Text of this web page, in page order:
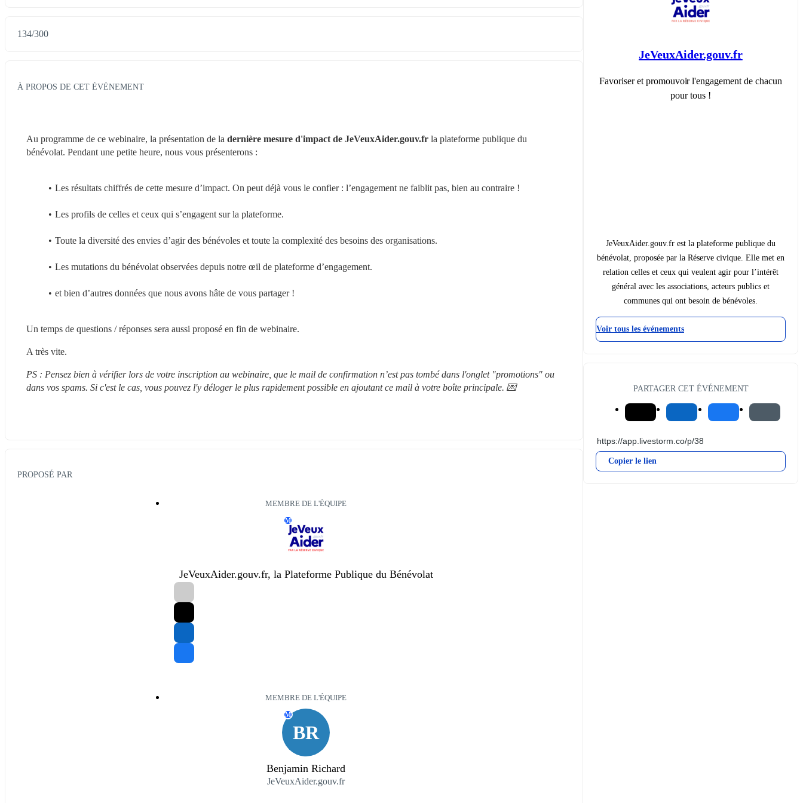
134/300
À PROPOS DE CET ÉVÉNEMENT
Au programme de ce webinaire, la présentation de la dernière mesure d'impact de JeVeuxAider.gouv.fr la plateforme publique du
bénévolat. Pendant une petite heure, nous vous présenterons :
Les résultats chiffrés de cette mesure d’impact. On peut déjà vous le confier : l’engagement ne faiblit pas, bien au contraire !
Les profils de celles et ceux qui s’engagent sur la plateforme.
Toute la diversité des envies d’agir des bénévoles et toute la complexité des besoins des organisations.
Les mutations du bénévolat observées depuis notre œil de plateforme d’engagement.
et bien d’autres données que nous avons hâte de vous partager !
Un temps de questions / réponses sera aussi proposé en fin de webinaire.
A très vite.
PS : Pensez bien à vérifier lors de votre inscription au webinaire, que le mail de confirmation n’est pas tombé dans l'onglet "promotions" ou
dans vos spams. Si c'est le cas, vous pouvez l'y déloger le plus rapidement possible en ajoutant ce mail à votre boîte principale. 💌
PROPOSÉ PAR
MEMBRE DE L'ÉQUIPE
M
JeVeuxAider.gouv.fr, la Plateforme Publique du Bénévolat
MEMBRE DE L'ÉQUIPE
BR
M
Benjamin Richard
JeVeuxAider.gouv.fr
JeVeuxAider.gouv.fr
Favoriser et promouvoir l'engagement de chacun
pour tous !
JeVeuxAider.gouv.fr est la plateforme publique du
bénévolat, proposée par la Réserve civique. Elle met en
relation celles et ceux qui veulent agir pour l’intérêt
général avec les associations, acteurs publics et
communes qui ont besoin de bénévoles.
Voir tous les événements
PARTAGER CET ÉVÉNEMENT
Copier le lien